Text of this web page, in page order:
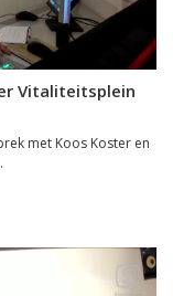
Vitaliteitsplein
met Koos Koster en